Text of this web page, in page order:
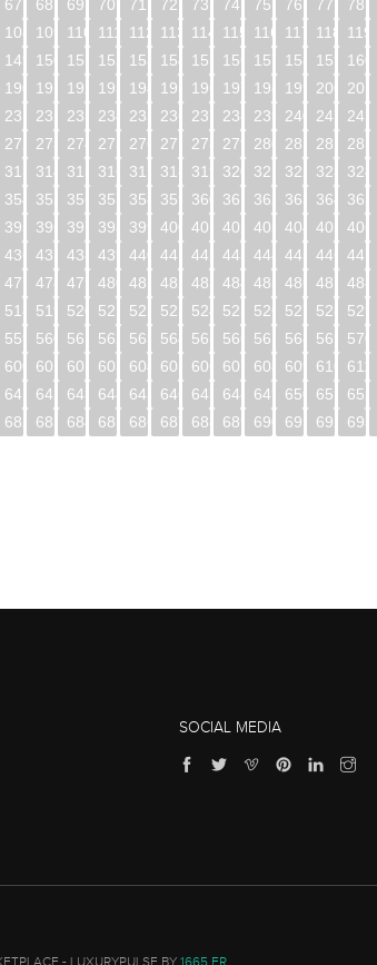
67 68 69 70 71 72 73 74 75 76 77 78
108 109 110 111 112 113 114 115 116 117 118 119
149 150 151 152 153 154 155 156 157 158 159 160
190 191 192 193 194 195 196 197 198 199 200 201
231 232 233 234 235 236 237 238 239 240 241 242
272 273 274 275 276 277 278 279 280 281 282 283
313 314 315 316 317 318 319 320 321 322 323 324
354 355 356 357 358 359 360 361 362 363 364 365
395 396 397 398 399 400 401 402 403 404 405 406
436 437 438 439 440 441 442 443 444 445 446 447
477 478 479 480 481 482 483 484 485 486 487 488
518 519 520 521 522 523 524 525 526 527 528 529
559 560 561 562 563 564 565 566 567 568 569 570
600 601 602 603 604 605 606 607 608 609 610 611
641 642 643 644 645 646 647 648 649 650 651 652
682 683 684 685 686 687 688 689 690 691 692 693
SOCIAL MEDIA